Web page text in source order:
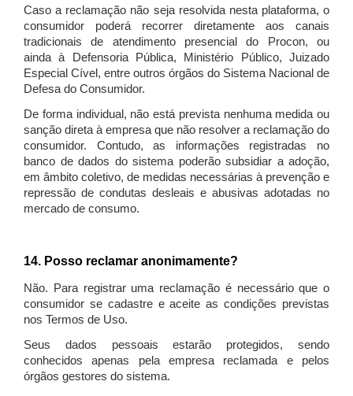
Caso a reclamação não seja resolvida nesta plataforma, o
consumidor poderá recorrer diretamente aos canais
tradicionais de atendimento presencial do Procon, ou
ainda à Defensoria Pública, Ministério Público, Juizado
Especial Cível, entre outros órgãos do Sistema Nacional de
Defesa do Consumidor.
De forma individual, não está prevista nenhuma medida ou
sanção direta à empresa que não resolver a reclamação do
consumidor. Contudo, as informações registradas no
banco de dados do sistema poderão subsidiar a adoção,
em âmbito coletivo, de medidas necessárias à prevenção e
repressão de condutas desleais e abusivas adotadas no
mercado de consumo.
14. Posso reclamar anonimamente?
Não. Para registrar uma reclamação é necessário que o
consumidor se cadastre e aceite as condições previstas
nos Termos de Uso.
Seus dados pessoais estarão protegidos, sendo
conhecidos apenas pela empresa reclamada e pelos
órgãos gestores do sistema.